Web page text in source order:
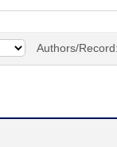
Authors/Record: